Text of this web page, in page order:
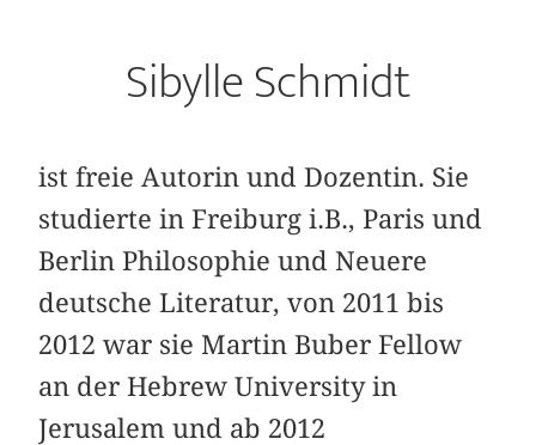
Sibylle Schmidt
ist freie Autorin und Dozentin. Sie
studierte in Freiburg i.B., Paris und
Berlin Philosophie und Neuere
deutsche Literatur, von 2011 bis
2012 war sie Martin Buber Fellow
an der Hebrew University in
Jerusalem und ab 2012